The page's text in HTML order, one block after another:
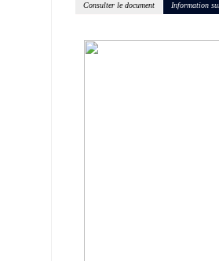
Consulter le document Information